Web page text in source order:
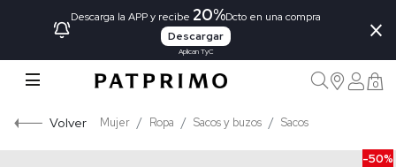
Descarga la APP y recibe 20%Dcto en una compra
Descargar
Aplican TyC
×
0
Volver Mujer Ropa Sacos y buzos Sacos
-50%